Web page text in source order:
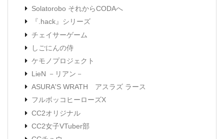
Solatorobo それからCODAへ
『.hack』シリーズ
チェイサーゲーム
しごにんの侍
ケモノプロジェクト
LieN －リアン－
ASURA'S WRATH アスラズ ラース
フルボッコヒーローズX
CC2オリジナル
CC2女子VTuber部